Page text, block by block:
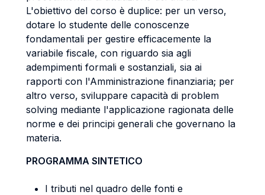
L'obiettivo del corso è duplice: per un verso,
dotare lo studente delle conoscenze
fondamentali per gestire efficacemente la
variabile fiscale, con riguardo sia agli
adempimenti formali e sostanziali, sia ai
rapporti con l'Amministrazione finanziaria; per
altro verso, sviluppare capacità di problem
solving mediante l'applicazione ragionata delle
norme e dei principi generali che governano la
materia.
PROGRAMMA SINTETICO
I tributi nel quadro delle fonti e